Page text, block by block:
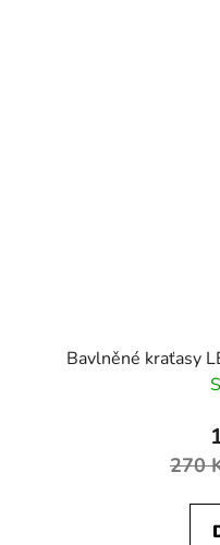
Bavlněné kraťasy
270